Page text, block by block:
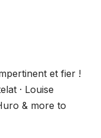
et fier !
· Louise
& more to